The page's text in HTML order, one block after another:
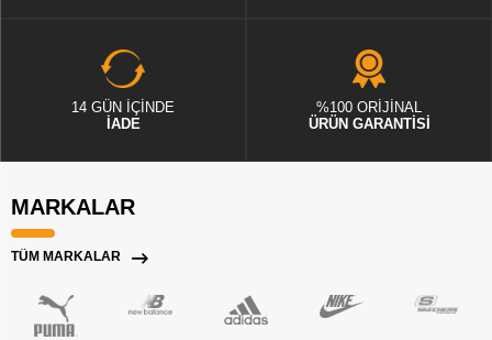
14 GÜN İÇİNDE
İADE
%100 ORİJİNAL
ÜRÜN GARANTİSİ
MARKALAR
TÜM MARKALAR